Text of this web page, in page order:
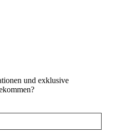
und exklusive